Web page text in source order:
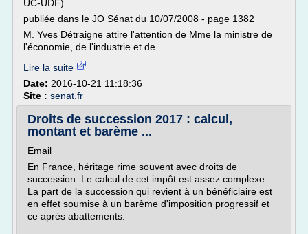
UC-UDF)
publiée dans le JO Sénat du 10/07/2008 - page 1382
M. Yves Détraigne attire l'attention de Mme la ministre de
l'économie, de l'industrie et de...
Lire la suite
Date: 2016-10-21 11:18:36
Site : senat.fr
Droits de succession 2017 : calcul,
montant et barème ...
Email
En France, héritage rime souvent avec droits de
succession. Le calcul de cet impôt est assez complexe.
La part de la succession qui revient à un bénéficiaire est
en effet soumise à un barème d'imposition progressif et
ce après abattements.